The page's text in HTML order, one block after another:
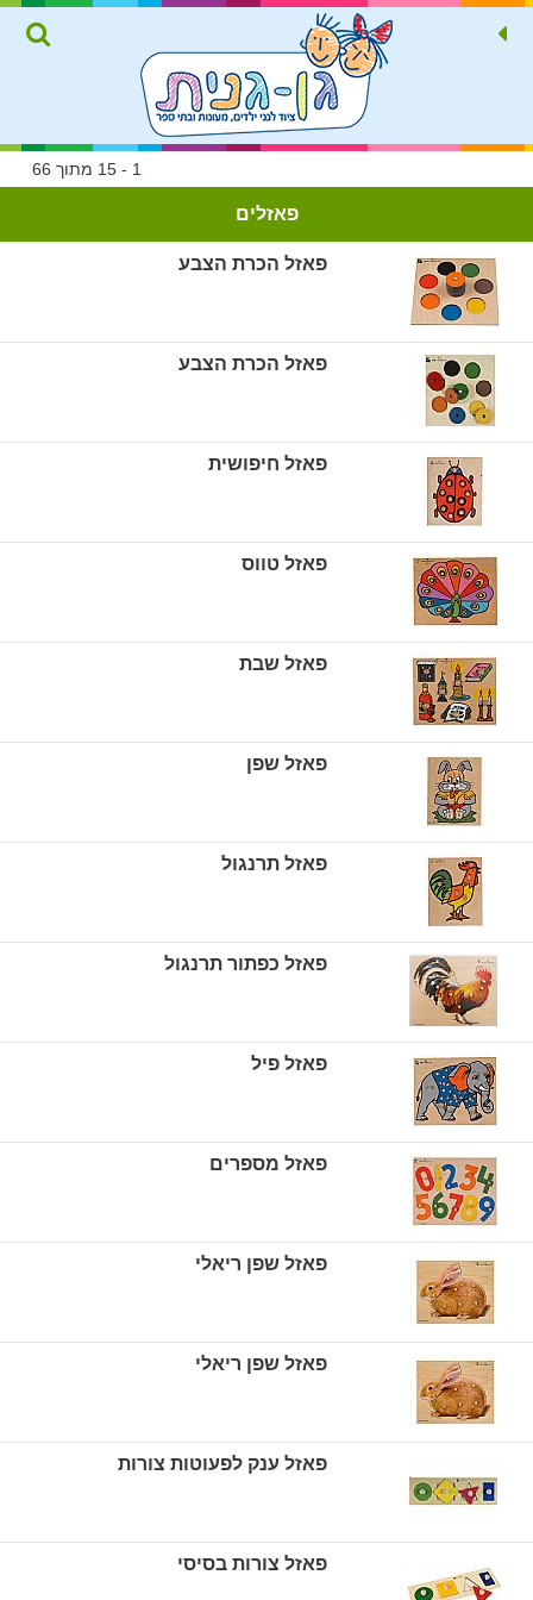
1 - 15 מתוך 66
פאזלים
פאזל הכרת הצבע
פאזל הכרת הצבע
פאזל חיפושית
פאזל טווס
פאזל שבת
פאזל שפן
פאזל תרנגול
פאזל כפתור תרנגול
פאזל פיל
פאזל מספרים
פאזל שפן ריאלי
פאזל שפן ריאלי
פאזל ענק לפעוטות צורות
פאזל צורות בסיסי